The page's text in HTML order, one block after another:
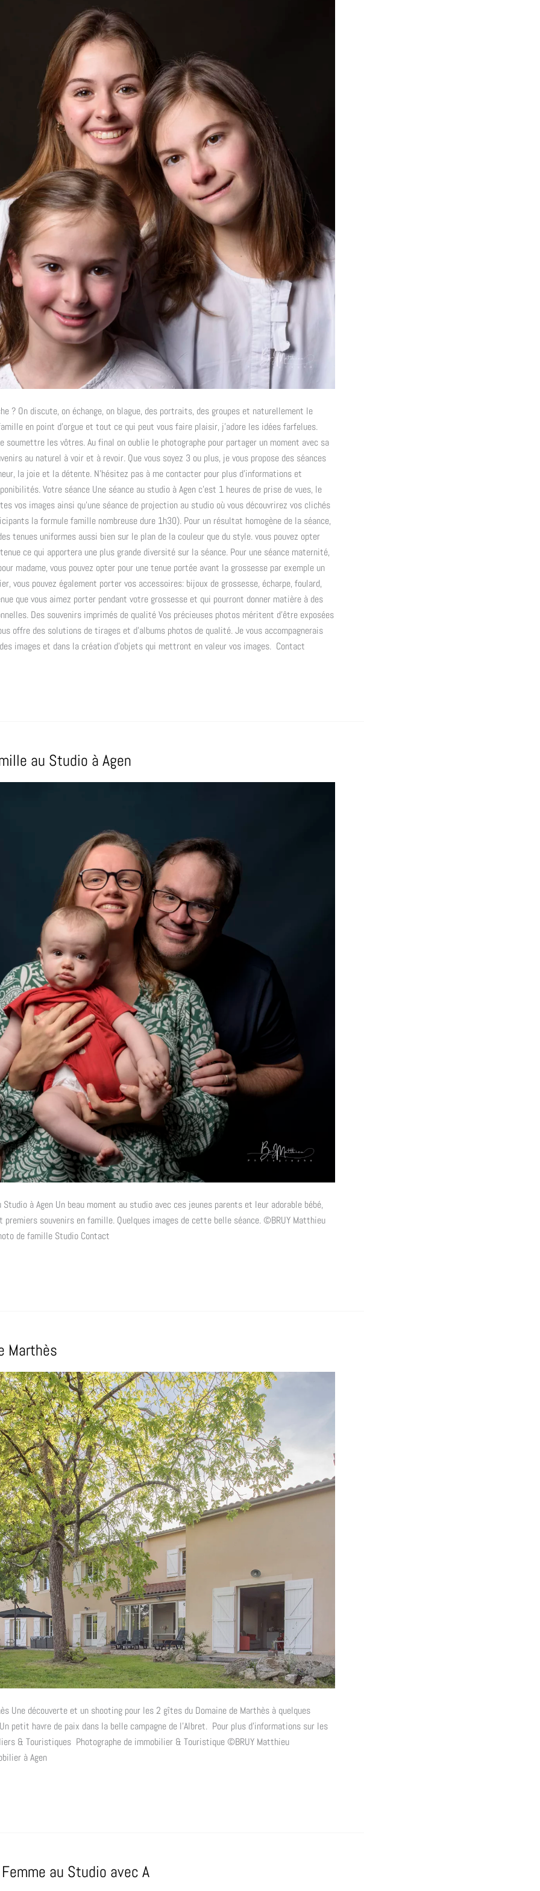
? On discute, on échange, on blague, des portraits, des groupes et naturellement le
en point d’orgue et tout ce qui peut vous faire plaisir, j’adore les idées farfelues.
soumettre les vôtres. Au final on oublie le photographe pour partager un moment avec sa
au naturel à voir et à revoir. Que vous soyez 3 ou plus, je vous propose des séances
la joie et la détente. N’hésitez pas à me contacter pour plus d’informations et
Votre séance Une séance au studio à Agen c’est 1 heures de prise de vues, le
vos images ainsi qu’une séance de projection au studio où vous découvrirez vos clichés
la formule famille nombreuse dure 1h30). Pour un résultat homogène de la séance,
tenues uniformes aussi bien sur le plan de la couleur que du style. vous pouvez opter
ce qui apportera une plus grande diversité sur la séance. Pour une séance maternité,
madame, vous pouvez opter pour une tenue portée avant la grossesse par exemple un
vous pouvez également porter vos accessoires: bijoux de grossesse, écharpe, foulard,
que vous aimez porter pendant votre grossesse et qui pourront donner matière à des
Des souvenirs imprimés de qualité Vos précieuses photos méritent d’être exposées
offre des solutions de tirages et d’albums photos de qualité. Je vous accompagnerais
images et dans la création d’objets qui mettront en valeur vos images. Contact
au Studio à Agen
Studio à Agen Un beau moment au studio avec ces jeunes parents et leur adorable bébé,
premiers souvenirs en famille. Quelques images de cette belle séance. ©BRUY Matthieu
de famille Studio Contact
Marthès
Une découverte et un shooting pour les 2 gîtes du Domaine de Marthès à quelques
petit havre de paix dans la belle campagne de l’Albret. Pour plus d’informations sur les
& Touristiques Photographe de immobilier & Touristique ©BRUY Matthieu
à Agen
au Studio avec A